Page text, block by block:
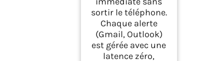
sortir le téléphone.
Chaque alerte
(Gmail, Outlook)
est gérée avec une
latence zéro,